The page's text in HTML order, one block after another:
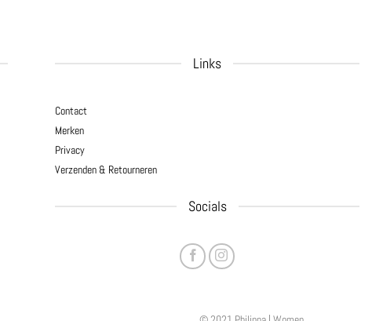
Links
Contact
Merken
Privacy
Verzenden & Retourneren
Socials